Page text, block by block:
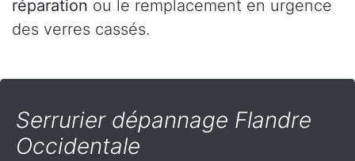
réparation ou le remplacement en urgence
des verres cassés.
Serrurier dépannage Flandre
Occidentale